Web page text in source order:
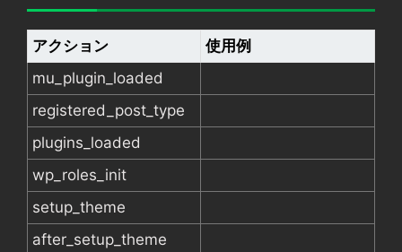
アクション
使用例
mu_plugin_loaded
registered_post_type
plugins_loaded
wp_roles_init
setup_theme
after_setup_theme